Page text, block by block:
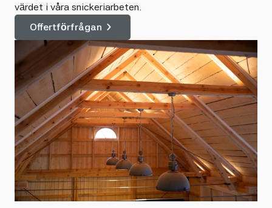
värdet i våra snickeriarbeten.
Offertförfrågan